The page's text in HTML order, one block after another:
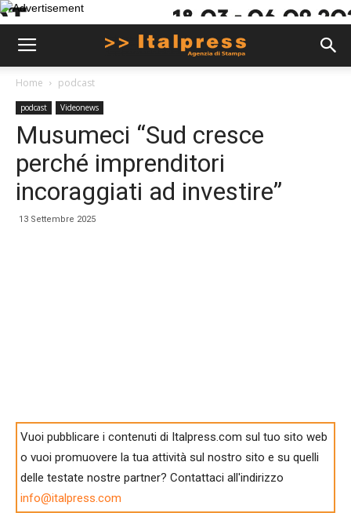
Home podcast
podcast Videonews
Musumeci “Sud cresce
perché imprenditori
incoraggiati ad investire”
13 Settembre 2025
Vuoi pubblicare i contenuti di Italpress.com sul tuo sito web
o vuoi promuovere la tua attività sul nostro sito e su quelli
delle testate nostre partner? Contattaci all'indirizzo
info@italpress.com